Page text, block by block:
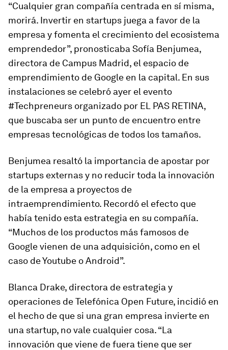
“Cualquier gran compañía centrada en sí misma,
morirá. Invertir en startups juega a favor de la
empresa y fomenta el crecimiento del ecosistema
emprendedor”, pronosticaba Sofía Benjumea,
directora de Campus Madrid, el espacio de
emprendimiento de Google en la capital. En sus
instalaciones se celebró ayer el evento
#Techpreneurs organizado por EL PAS RETINA,
que buscaba ser un punto de encuentro entre
empresas tecnológicas de todos los tamaños.
Benjumea resaltó la importancia de apostar por
startups externas y no reducir toda la innovación
de la empresa a proyectos de
intraemprendimiento. Recordó el efecto que
había tenido esta estrategia en su compañía.
“Muchos de los productos más famosos de
Google vienen de una adquisición, como en el
caso de Youtube o Android”.
Blanca Drake, directora de estrategia y
operaciones de Telefónica Open Future, incidió en
el hecho de que si una gran empresa invierte en
una startup, no vale cualquier cosa. “La
innovación que viene de fuera tiene que ser